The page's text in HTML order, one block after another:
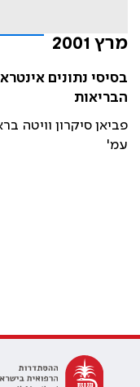
מרץ 2001
בסיסי נתונים
הבריאות
פביאן סיקרון וויטה
עמ'